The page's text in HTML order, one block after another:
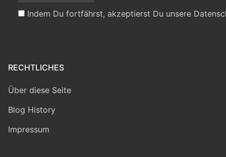
Indem Du fortfährst, akzeptierst Du unsere
RECHTLICHES
Über diese Seite
Blog History
Impressum